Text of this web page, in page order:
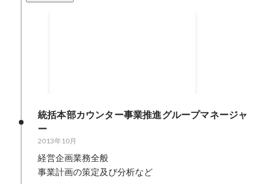
統括本部カウンター事業推進グループマネージャ
ー
2013年10月
経営企画業務全般
事業計画の策定及び分析など